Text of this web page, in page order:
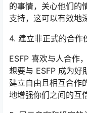
的事情，关心他们的
支持，这可以有效地
4. 建立非正式的合作
ESFP 喜欢与人合作
想要与 ESFP 成为好
建立自由且相互合作
地增强你们之间的互